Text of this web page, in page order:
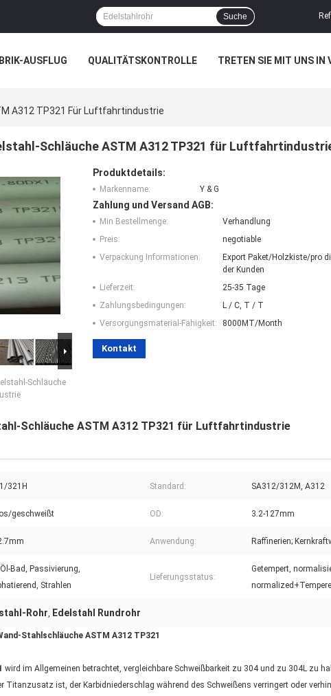
Suche
AUSFLUG QUALITÄTSKONTROLLE TRETEN SIE MIT UNS IN
A312 TP321 Für Luftfahrtindustrie
Schläuche ASTM A312 TP321 für
Schläuche
Produktdetails:
Markenname: Y & G
Zahlung und Versand AGB:
Min Bestellmenge:
Verhandlung
Preis:
negotiable
Verpackung Informationen:
Export Paket/Holzkiste/pro
der Kunden
Lieferzeit:
25-35 Tage
Zahlungsbedingungen:
L / C, T / T
Versorgungsmaterial-Fähigkeit:
8000MT/Month
Kontakt
Schläuche ASTM A312 TP321 für Luftfahrtindustrie
321H Standard: SA312/312M, A312
geschweißt OD: 3.2-127mm
Anwendung: Raffinerien;
Bad, Passivierung,
Strahlen
Lieferungsstatus:
Getempert,
Rohr, Edelstahl Rundrohr
Stahlschläuche ASTM A312 TP321
wird im Allgemeinen betrachtet, vergleichbare Schweißbarkeit zu 304 und zu 304L zu
Titanzusatz ist, der Karbidniederschlag während des Schweißens verringert oder